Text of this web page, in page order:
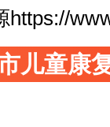
https://
儿童康